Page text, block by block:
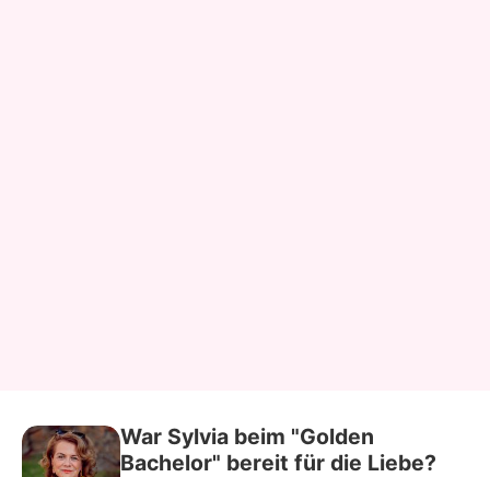
War Sylvia beim "Golden
Bachelor" bereit für die Liebe?